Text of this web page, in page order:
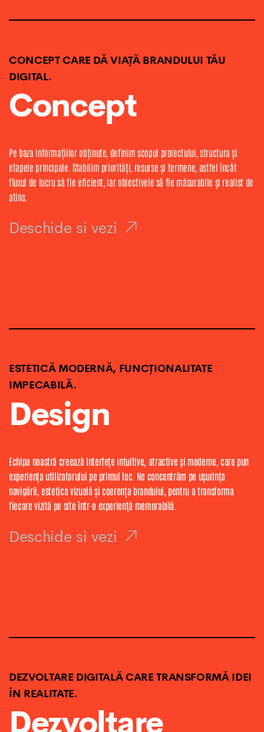
CONCEPT CARE DĂ VIAȚĂ BRANDULUI TĂU
DIGITAL.
Concept
Pe baza informațiilor obținute, definim scopul proiectului, structura și
etapele principale. Stabilim priorități, resurse și termene, astfel încât
fluxul de lucru să fie eficient, iar obiectivele să fie măsurabile și realist de
atins.
Deschide si vezi
ESTETICĂ MODERNĂ, FUNCȚIONALITATE
IMPECABILĂ.
Design
Echipa noastră creează interfețe intuitive, atractive și moderne, care pun
experiența utilizatorului pe primul loc. Ne concentrăm pe ușurința
navigării, estetica vizuală și coerența brandului, pentru a transforma
fiecare vizită pe site într-o experiență memorabilă.
Deschide si vezi
DEZVOLTARE DIGITALĂ CARE TRANSFORMĂ IDEI
ÎN REALITATE.
Dezvoltare